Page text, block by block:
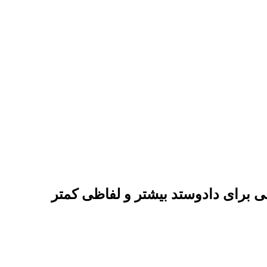
برای دادوستد بیشتر و لفاظی کمتر